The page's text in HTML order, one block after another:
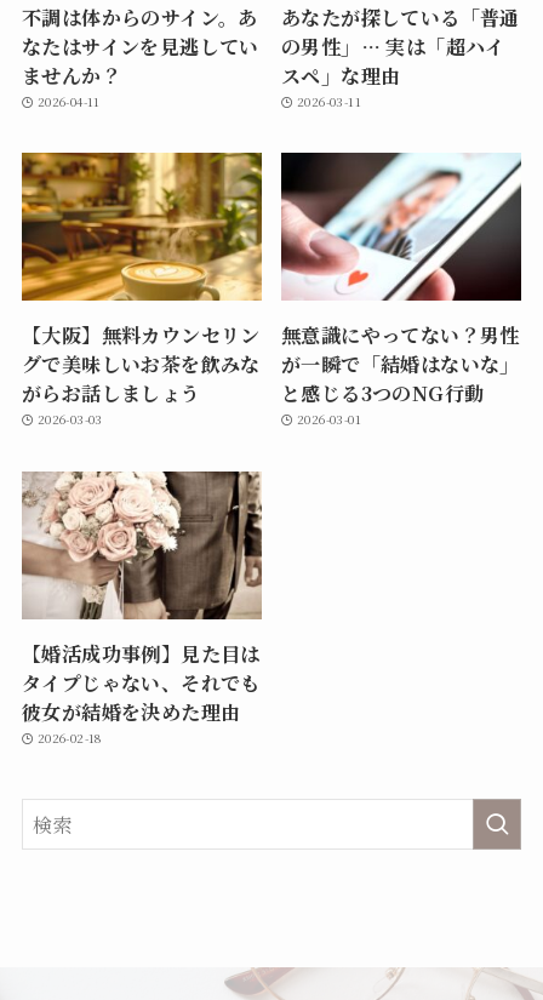
不調は体からのサイン。あ
なたはサインを見逃してい
ませんか？
2026-04-11
あなたが探している「普通
の男性」… 実は「超ハイ
スペ」な理由
2026-03-11
【大阪】無料カウンセリン
グで美味しいお茶を飲みな
がらお話しましょう
2026-03-03
無意識にやってない？男性
が一瞬で「結婚はないな」
と感じる3つのNG行動
2026-03-01
【婚活成功事例】見た目は
タイプじゃない、それでも
彼女が結婚を決めた理由
2026-02-18